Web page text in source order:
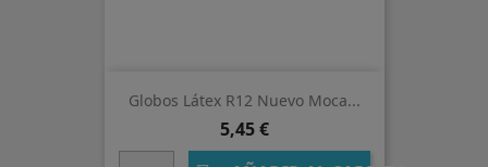
Globos Látex R12 Nuevo Moca...
Precio
5,45 €